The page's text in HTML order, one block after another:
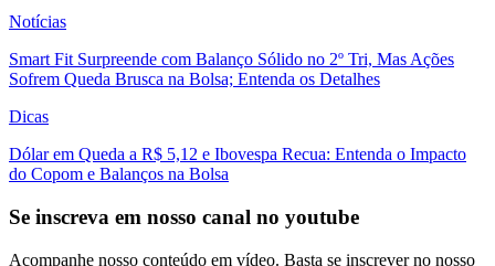
Notícias
Smart Fit Surpreende com Balanço Sólido no 2º Tri, Mas Ações
Sofrem Queda Brusca na Bolsa; Entenda os Detalhes
Dicas
Dólar em Queda a R$ 5,12 e Ibovespa Recua: Entenda o Impacto
do Copom e Balanços na Bolsa
Se inscreva em nosso canal no youtube
Acompanhe nosso conteúdo em vídeo. Basta se inscrever no nosso